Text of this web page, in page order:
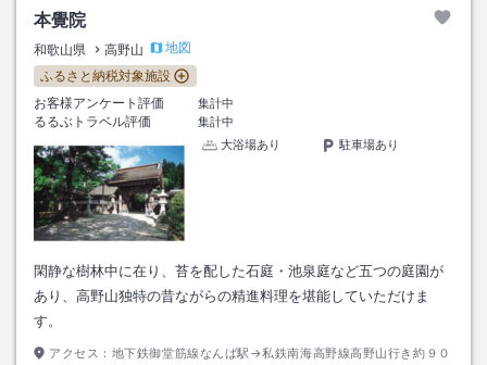
本覺院
和歌山県 高野山
地図
ふるさと納税対象施設
お客様アンケート評価
集計中
るるぶトラベル評価
集計中
大浴場あり
駐車場あり
閑静な樹林中に在り、苔を配した石庭・池泉庭など五つの庭園が
あり、高野山独特の昔ながらの精進料理を堪能していただけま
す。
アクセス： 地下鉄御堂筋線なんば駅→私鉄南海高野線高野山行き約９０